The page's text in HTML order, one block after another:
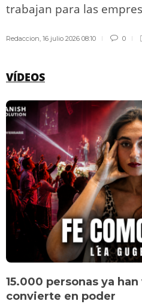
trabajan para las
Redaccion, 16 julio 2026 08:10 0
VÍDEOS
15.000 personas ya
convierte en poder